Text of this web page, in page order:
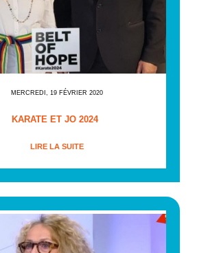
MERCREDI, 19 FÉVRIER 2020
KARATE ET JO 2024
LIRE LA SUITE